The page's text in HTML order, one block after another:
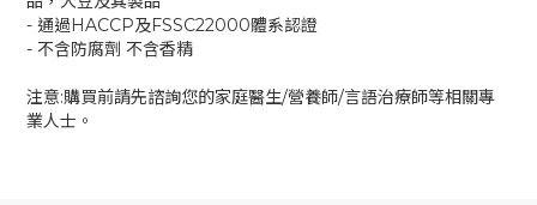
- 通過HACCP及FSSC22000體系認證
- 不含防腐劑 不含香精
注意:購買前請先諮詢您的家庭醫生/營養師/言語治療師等相關專
業人士。